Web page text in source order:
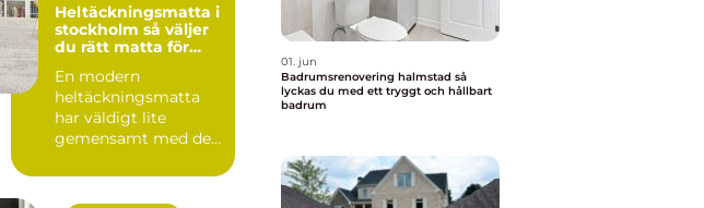
Heltäckningsmatta i
stockholm så väljer
du rätt matta för
En modern
heltäckningsmatta
har väldigt lite
gemensamt med den
och 80talet. Ida...
01. jun
Badrumsrenovering halmstad så
lyckas du med ett tryggt och hållbart
badrum